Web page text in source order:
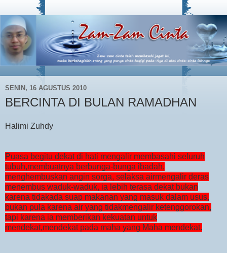
SENIN, 16 AGUSTUS 2010
BERCINTA DI BULAN RAMADHAN
Halimi Zuhdy
Puasa begitu dekat di hati mengalir membasahi seluruh
tubuh,membuatnya berbunga-bunga ibadah,
menghembuskan angin sorga, selaksa airmengalir deras
menembus waduk-waduk, ia lebih terasa dekat bukan
karena tidakada suap makanan yang masuk dalam usus,
bukan pula karena air yang tidakmengalir ketenggorokan,
tapi karena ia memberikan kekuatan untuk
mendekat,mendekat pada maha yang Maha mendekat.